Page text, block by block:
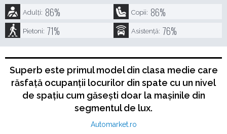
Adulți: 86% Copii: 86%
Pietoni: 71% Asistență: 76%
Superb este primul model din clasa medie care
răsfață ocupanții locurilor din spate cu un nivel
de spațiu cum găsești doar la mașinile din
segmentul de lux.
Automarket.ro